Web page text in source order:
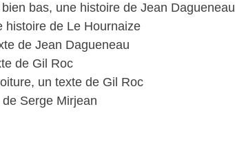
bas, une histoire de Jean Dagueneau
histoire de Le Hournaize
de Jean Dagueneau
de Gil Roc
un texte de Gil Roc
Serge Mirjean